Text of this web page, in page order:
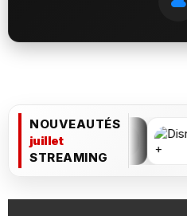
NOUVEAUTÉS
juillet
STREAMING